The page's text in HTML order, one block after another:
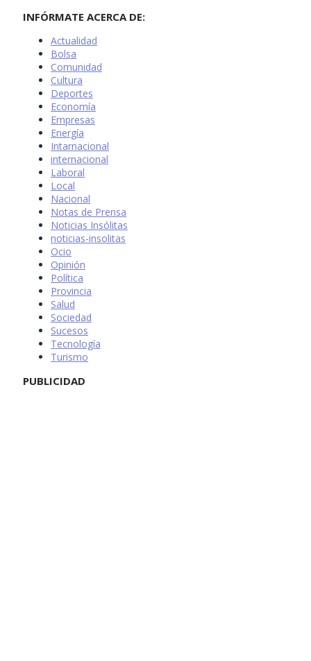
INFÓRMATE ACERCA DE:
Actualidad
Bolsa
Comunidad
Cultura
Deportes
Economía
Empresas
Energía
Intarnacional
internacional
Laboral
Local
Nacional
Notas de Prensa
Noticias Insólitas
noticias-insolitas
Ocio
Opinión
Política
Provincia
Salud
Sociedad
Sucesos
Tecnología
Turismo
PUBLICIDAD